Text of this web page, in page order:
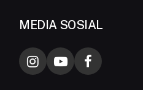
MEDIA SOSIAL